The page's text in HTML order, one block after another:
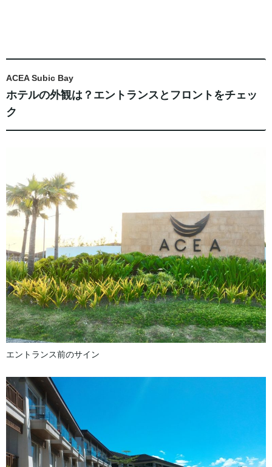
ACEA Subic Bay
ホテルの外観は？エントランスとフロントをチェッ
ク
エントランス前のサイン